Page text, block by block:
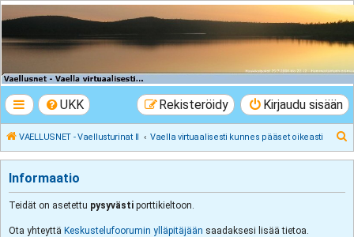
VAELLUSNET -
Vaellusturinat II
UKK Kirjaudu sisään
Rekisteröidy
VAELLUSNET - Vaellusturinat II Vaella virtuaalisesti kunnes pääset oikeasti
Informaatio
Teidät on asetettu pysyvästi porttikieltoon.
Ota yhteyttä Keskustelufoorumin ylläpitäjään saadaksesi lisää tietoa.